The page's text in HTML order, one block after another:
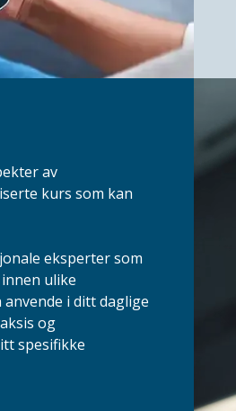
av
kurs som kan
eksperter som
ulike
i ditt daglige
og
spesifikke